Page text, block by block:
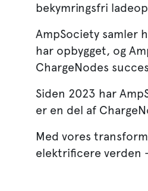
bekymringsfri
AmpSociety samler
har opbygget, og
ChargeNodes
Siden 2023 har
er en del af
Med vores
elektrificere verden